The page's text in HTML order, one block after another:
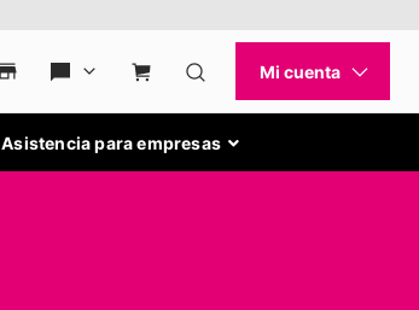
Asistencia para empresas